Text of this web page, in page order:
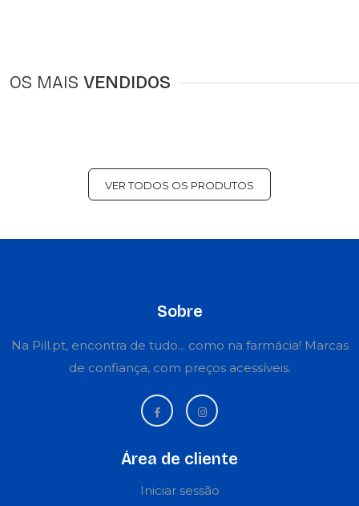
OS MAIS VENDIDOS
VER TODOS OS PRODUTOS
Sobre
Na Pill.pt, encontra de tudo... como na farmácia! Marcas
de confiança, com preços acessíveis.
Área de cliente
Iniciar sessão